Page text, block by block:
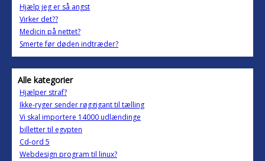
Hjælp jeg er så angst
Virker det??
Medicin på nettet?
Smerte før døden indtræder?
Alle kategorier
Hjælper straf?
Ikke-ryger sender røggigant til tælling
Vi skal importere 14000 udlændinge
billetter til egypten
Cd-ord 5
Webdesign program til linux?